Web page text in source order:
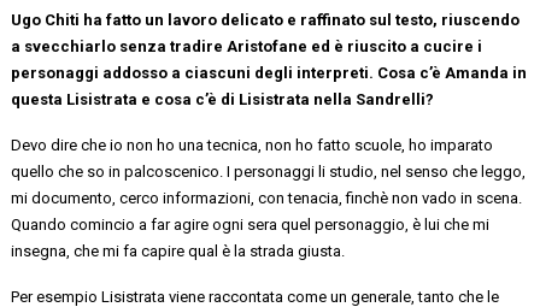
Ugo Chiti ha fatto un lavoro delicato e raffinato sul testo, riuscendo
a svecchiarlo senza tradire Aristofane ed è riuscito a cucire i
personaggi addosso a ciascuni degli interpreti. Cosa c’è Amanda in
questa Lisistrata e cosa c’è di Lisistrata nella Sandrelli?
Devo dire che io non ho una tecnica, non ho fatto scuole, ho imparato
quello che so in palcoscenico. I personaggi li studio, nel senso che leggo,
mi documento,cerco informazioni, con tenacia,finchè non vado in scena.
Quando comincio a far agire ogni sera quel personaggio, è lui che mi
insegna, che mi fa capire qual è la strada giusta.
Per esempio Lisistrata viene raccontata come un generale, tanto che le